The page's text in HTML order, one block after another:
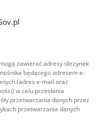
zawierać adresy skrzynek
będącego adresem e-
(adres e-mail oraz
w celu przesłania
przetwarzania danych przez
przetwarzania danych